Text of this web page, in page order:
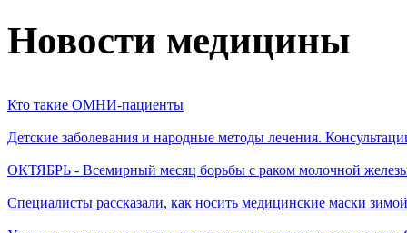
Новости медицины
Кто такие ОМНИ-пациенты
Детские заболевания и народные методы лечения.
ОКТЯБРЬ - Всемирный месяц борьбы с раком молочной
Специалисты рассказали, как носить медицинские маски зимой